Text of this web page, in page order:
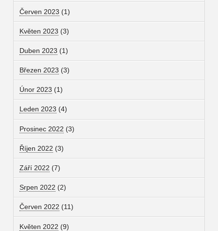
Červen 2023 (1)
Květen 2023 (3)
Duben 2023 (1)
Březen 2023 (3)
Únor 2023 (1)
Leden 2023 (4)
Prosinec 2022 (3)
Říjen 2022 (3)
Září 2022 (7)
Srpen 2022 (2)
Červen 2022 (11)
Květen 2022 (9)